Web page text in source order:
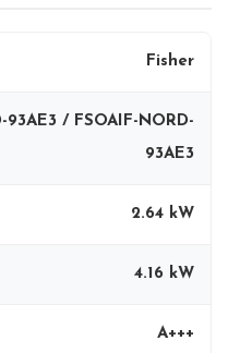
Fisher
93AE3 / FSOAIF-NORD-
93AE3
2.64 kW
4.16 kW
A+++